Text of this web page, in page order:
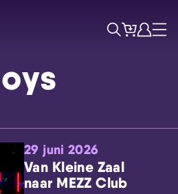
navigatie
ZoekTicketsAccount
Menu
29 juni 2026
Van Kleine Zaal
naar MEZZ Club